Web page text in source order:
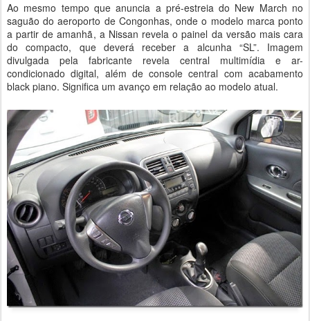
Ao mesmo tempo que anuncia a pré-estreia do New March no
saguão do aeroporto de Congonhas, onde o modelo marca ponto
a partir de amanhã, a Nissan revela o painel da versão mais cara
do compacto, que deverá receber a alcunha “SL”. Imagem
divulgada pela fabricante revela central multimídia e ar-
condicionado digital, além de console central com acabamento
black piano. Significa um avanço em relação ao modelo atual.